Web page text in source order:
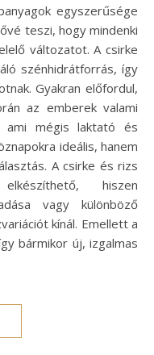
egyszerűsége
teszi, hogy mindenki
változatot. A csirke
szénhidrátforrás, így
Gyakran előfordul,
az emberek valami
ami mégis laktató és
ideális, hanem
A csirke és rizs
hiszen
vagy különböző
kínál. Emellett a
bármikor új, izgalmas